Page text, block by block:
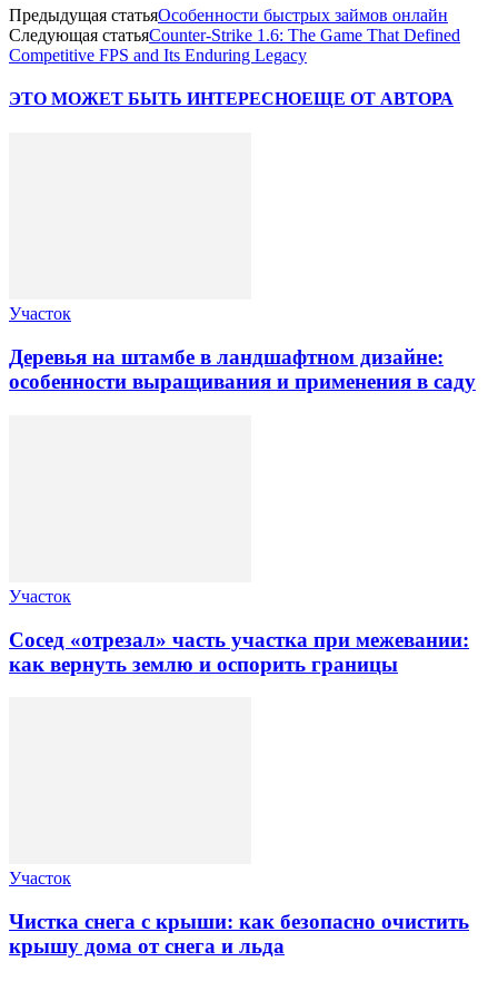
Предыдущая статьяОсобенности быстрых займов онлайн
Следующая статьяCounter-Strike 1.6: The Game That Defined
Competitive FPS and Its Enduring Legacy
ЭТО МОЖЕТ БЫТЬ ИНТЕРЕСНОЕЩЕ ОТ АВТОРА
Участок
Деревья на штамбе в ландшафтном дизайне:
особенности выращивания и применения в саду
Участок
Сосед «отрезал» часть участка при межевании:
как вернуть землю и оспорить границы
Участок
Чистка снега с крыши: как безопасно очистить
крышу дома от снега и льда